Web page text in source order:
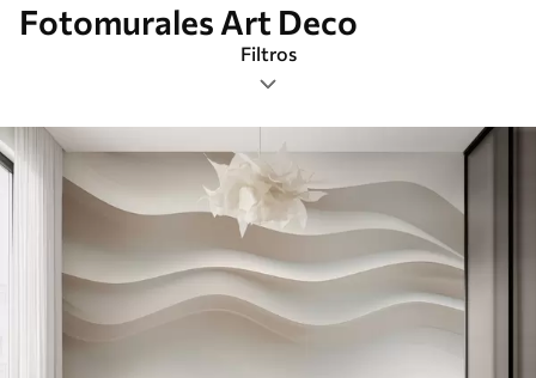
Fotomurales Art Deco
Filtros
Etiquetas
Formato de imagen
Paleta de colores
Inteligente